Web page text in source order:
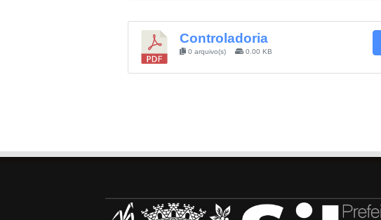
Controladoria
0 arquivo(s) 0.00 KB